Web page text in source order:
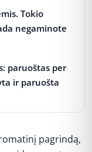
Tokio
negaminote
paruoštas per
ir paruošta
pagrindą,